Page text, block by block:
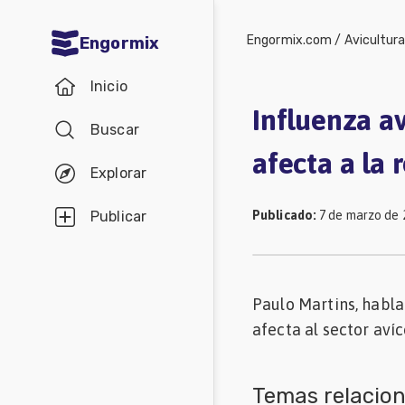
Engormix
Inicio
Buscar
Explorar
Publicar
Agricultura
Balanceados
Ganadería
Lechería
Porcicultura
Engormix.com / Avicultura
Influenza
afecta a la
Publicado: 7 de marzo de
Paulo Martins,
afecta al sector
Temas